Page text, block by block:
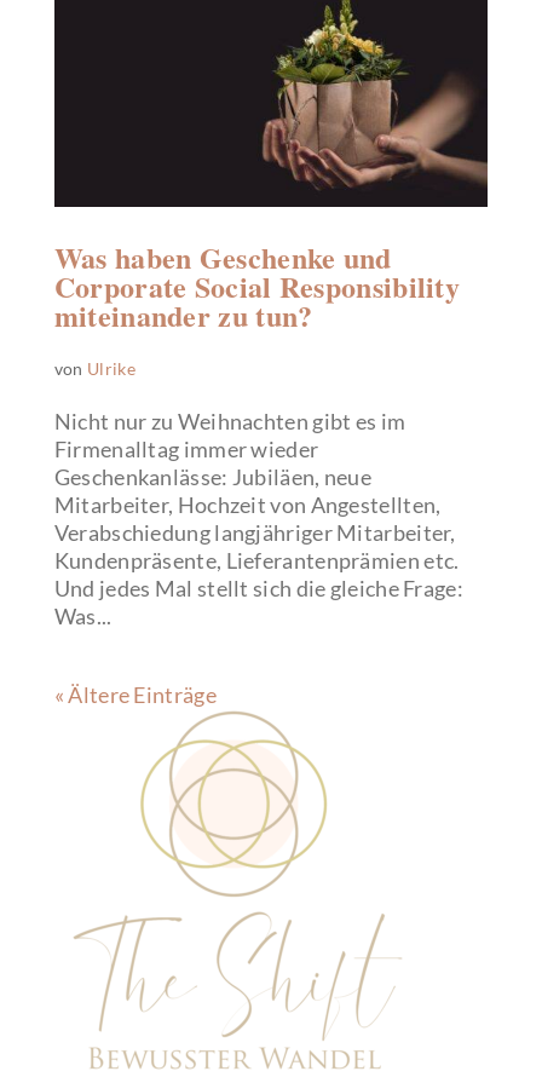
Was haben Geschenke und
Corporate Social Responsibility
miteinander zu tun?
von Ulrike
Nicht nur zu Weihnachten gibt es im
Firmenalltag immer wieder
Geschenkanlässe: Jubiläen, neue
Mitarbeiter, Hochzeit von Angestellten,
Verabschiedung langjähriger Mitarbeiter,
Kundenpräsente, Lieferantenprämien etc.
Und jedes Mal stellt sich die gleiche Frage:
Was...
« Ältere Einträge